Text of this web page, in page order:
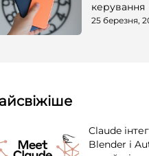
керування
25 березня,
Claude
Blender і